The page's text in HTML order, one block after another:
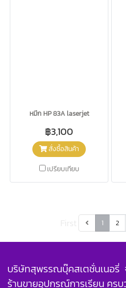
หมึก HP 83A laserjet
฿3,100
สั่งซื้อสินค้า
เปรียบเทียบ
1 2
บริษัทสุพรรณบุ๊คสเตชั่นเนอรี่
ร้านขายอุปกรณ์การเรียน ครบ